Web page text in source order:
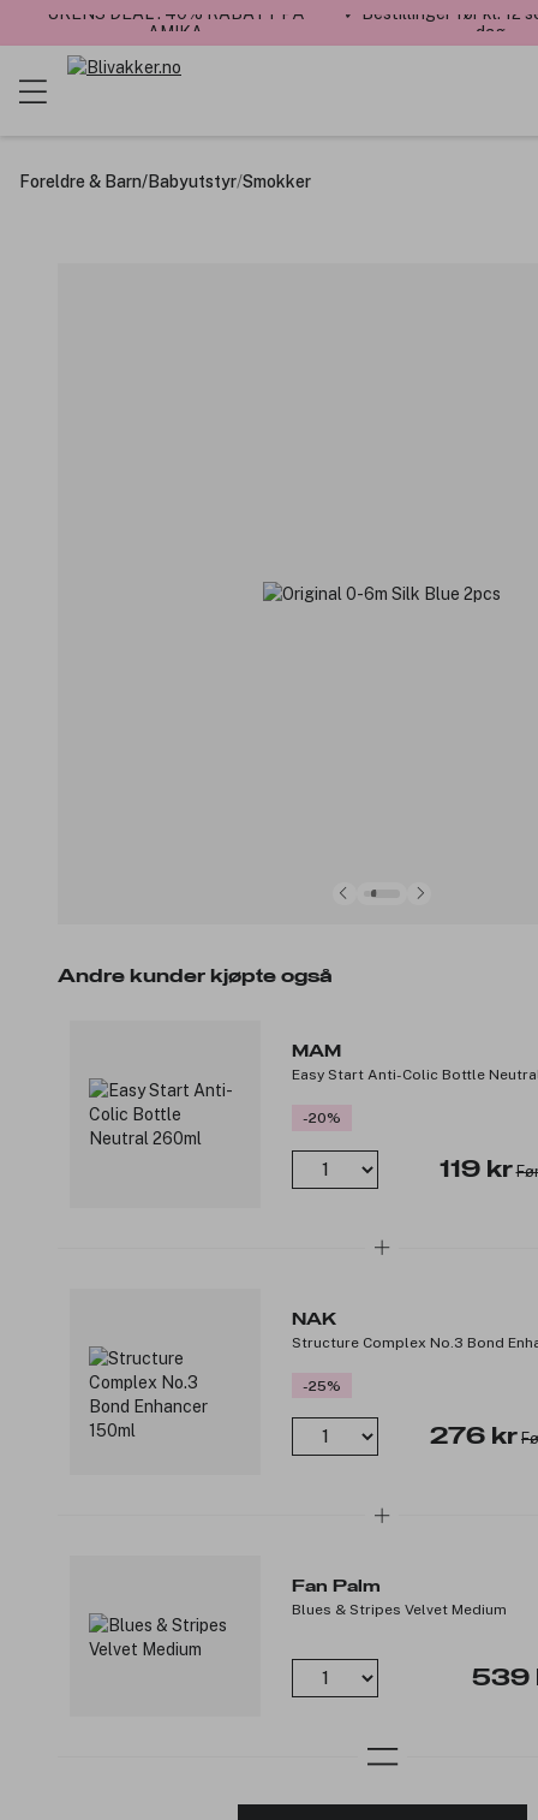
UKENS DEAL : 40% RABATT PÅ
AMIKA
✓ Bestillinger før kl. 12
dag
Foreldre & Barn/Babyutstyr/Smokker
Andre kunder kjøpte også
MAM
Easy Start Anti-Colic Bottle
-20%
119 kr
NAK
Structure Complex No.3 Bond
-25%
276 kr
Fan Palm
Blues & Stripes Velvet Medium
539